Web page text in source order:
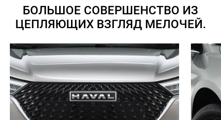
БОЛЬШОЕ СОВЕРШЕНСТВО ИЗ
ЦЕПЛЯЮЩИХ ВЗГЛЯД МЕЛОЧЕЙ.